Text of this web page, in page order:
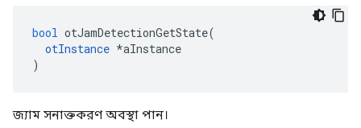
bool otJamDetectionGetState(
otInstance *aInstance
)
জ্যাম সনাক্তকরণ অবস্থা পান।